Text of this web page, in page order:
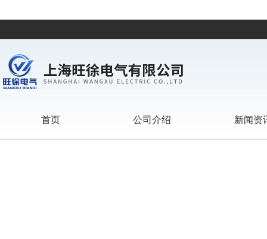
首页 公司介绍 新闻资